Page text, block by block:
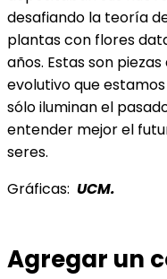
desafiando la teoría
plantas con flores
años. Estas son
evolutivo que
sólo iluminan el
entender mejor el
seres.
Gráficas: UCM.
Agregar un